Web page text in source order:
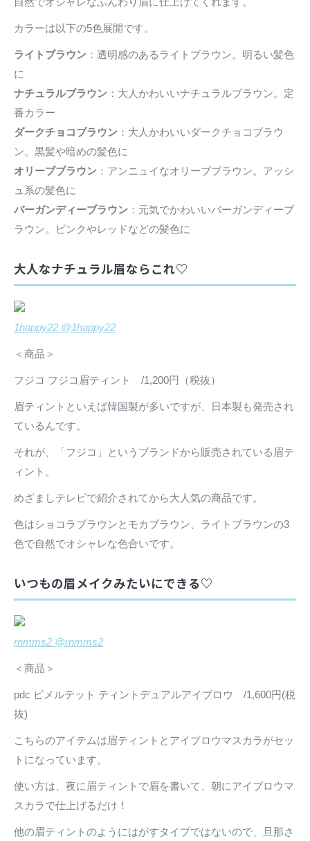
カラーは以下の5色展開です。
ライトブラウン ：透明感のあるライトブラウン。明るい髪色
に
ナチュラルブラウン ：大人かわいいナチュラルブラウン。定
番カラー
ダークチョコブラウン ：大人かわいいダークチョコブラウ
ン。黒髪や暗めの髪色に
オリーブブラウン ：アンニュイなオリーブブラウン。アッシ
ュ系の髪色に
バーガンディーブラウン ：元気でかわいいバーガンディーブ
ラウン。ピンクやレッドなどの髪色に
大人なナチュラル眉ならこれ♡
1happy22 @1happy22
＜商品＞
フジコ フジコ眉ティント /1,200円（税抜）
眉ティントといえば韓国製が多いですが、日本製も発売され
ているんです。
それが、「フジコ」というブランドから販売されている眉テ
ィント。
めざましテレビで紹介されてから大人気の商品です。
色はショコラブラウンとモカブラウン、ライトブラウンの3
色で自然でオシャレな色合いです。
いつもの眉メイクみたいにできる♡
rnmms2 @rnmms2
＜商品＞
pdc ピメルテット ティントデュアルアイブロウ /1,600円(税
抜)
こちらのアイテムは眉ティントとアイブロウマスカラがセッ
トになっています。
使い方は、夜に眉ティントで眉を書いて、朝にアイブロウマ
スカラで仕上げるだけ！
他の眉ティントのようにはがすタイプではないので、旦那さ